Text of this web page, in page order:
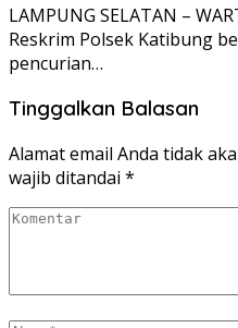
LAMPUNG SELATAN –
Reskrim Polsek Katibung
pencurian…
Tinggalkan Balasan
Alamat email Anda tidak
wajib ditandai *